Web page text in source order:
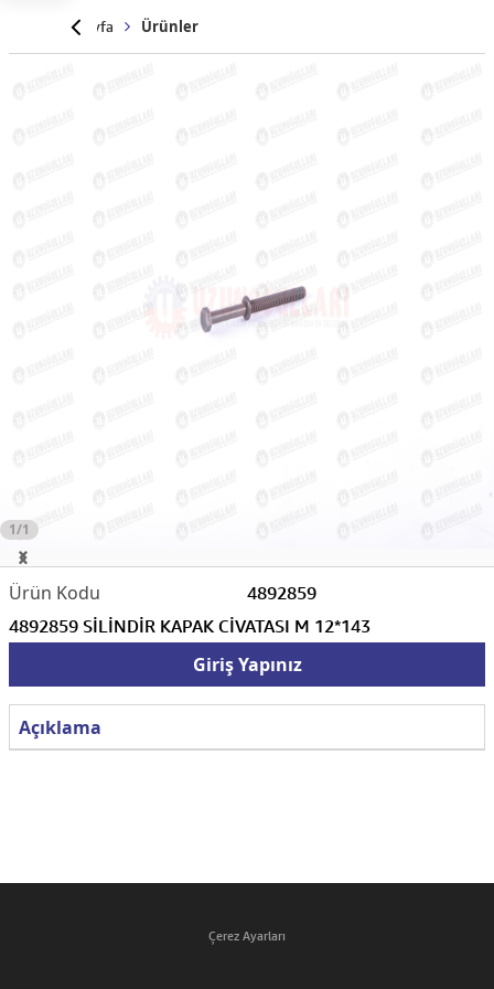
Anasayfa Ürünler
1/1
4892859
4892859 SİLİNDİR KAPAK CİVATASI M 12*143
Giriş Yapınız
Açıklama
Çerez Ayarları